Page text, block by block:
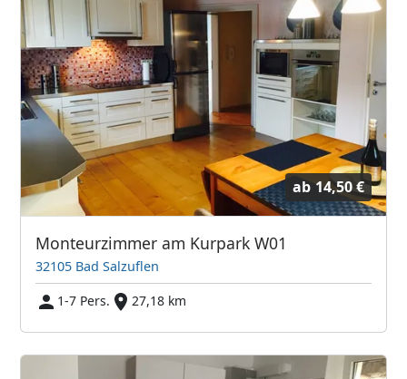
ab 14,50 €
Monteurzimmer am Kurpark W01
32105 Bad Salzuflen
1-7 Pers.
27,18 km